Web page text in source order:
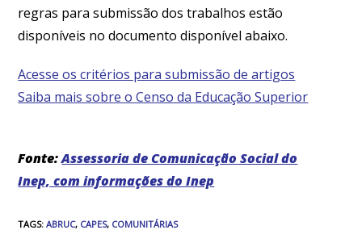
regras para submissão dos trabalhos estão
disponíveis no documento disponível abaixo.
Acesse os critérios para submissão de artigos
Saiba mais sobre o Censo da Educação Superior
Fonte:Assessoria de Comunicação Social do
Inep, com informações do Inep
TAGS:ABRUC, CAPES, COMUNITÁRIAS